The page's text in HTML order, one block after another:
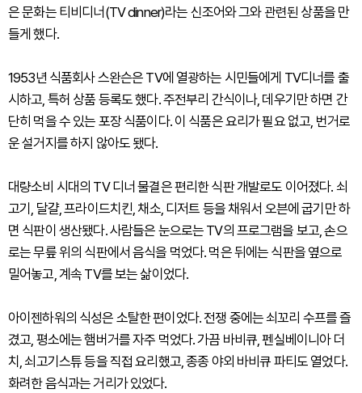
은 문화는 티비디너(TV dinner)라는 신조어와 그와 관련된 상품을 만
들게 했다.
1953년 식품회사 스완슨은 TV에 열광하는 시민들에게 TV디너를 출
시하고, 특허 상품 등록도 했다. 주전부리 간식이나, 데우기만 하면 간
단히 먹을 수 있는 포장 식품이다. 이 식품은 요리가 필요 없고, 번거로
운 설거지를 하지 않아도 됐다.
대량소비 시대의 TV 디너 물결은 편리한 식판 개발로도 이어졌다. 쇠
고기, 달걀, 프라이드치킨, 채소, 디저트 등을 채워서 오븐에 굽기만 하
면 식판이 생산됐다. 사람들은 눈으로는 TV의 프로그램을 보고, 손으
로는 무릎 위의 식판에서 음식을 먹었다. 먹은 뒤에는 식판을 옆으로
밀어놓고, 계속 TV를 보는 삶이었다.
아이젠하워의 식성은 소탈한 편이었다. 전쟁 중에는 쇠꼬리 수프를 즐
겼고, 평소에는 햄버거를 자주 먹었다. 가끔 바비큐, 펜실베이니아 더
치, 쇠고기스튜 등을 직접 요리했고, 종종 야외 바비큐 파티도 열었다.
화려한 음식과는 거리가 있었다.